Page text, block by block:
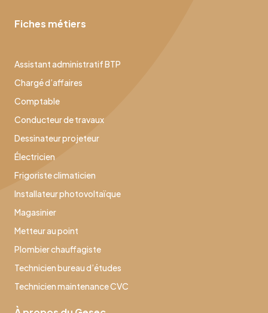
Fiches métiers
Assistant administratif BTP
Chargé d’affaires
Comptable
Conducteur de travaux
Dessinateur projeteur
Électricien
Frigoriste climaticien
Installateur photovoltaïque
Magasinier
Metteur au point
Plombier chauffagiste
Technicien bureau d’études
Technicien maintenance CVC